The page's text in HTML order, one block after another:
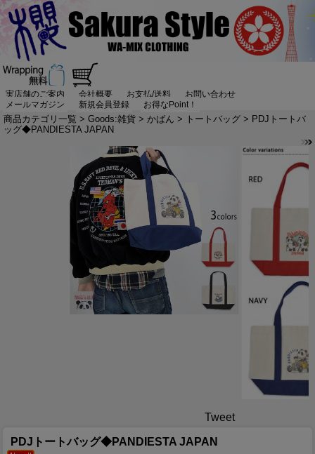
実店舗のご案内 会社概要 お支払/送料
お問い合わせ
メールマガジン
新規会員登録 お得なPoint！
商品カテゴリ一覧 > Goods:雑貨 > かばん > トートバッグ > PDJトートバ
ッグ◆PANDIESTA JAPAN
Tweet
PDJトートバッグ◆PANDIESTA JAPAN